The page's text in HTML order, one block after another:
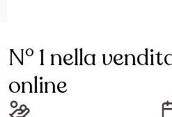
N° 1 nella
online